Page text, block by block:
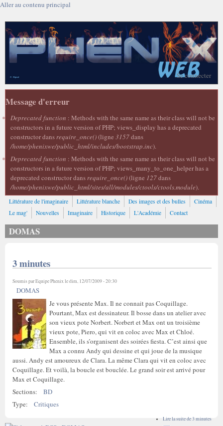
Aller au contenu principal
Se connecter
Message d'erreur
Deprecated function : Methods with the same name as their class will not be
constructors in a future version of PHP; views_display has a deprecated
constructor dansrequire_once()(ligne 3157dans
/home/phenixwe/public_html/includes/bootstrap.inc).
Deprecated function : Methods with the same name as their class will not be
constructors in a future version of PHP; views_many_to_one_helper has a
deprecated constructor dansrequire_once()(ligne 127dans
/home/phenixwe/public_html/sites/all/modules/ctools/ctools.module).
Littérature de l'imaginaire Littérature blanche Des images et des bulles
Cinéma
Le mag'
Nouvelles Imaginaire Historique L'Académie Contact
DOMAS
3 minutes
Soumis parEquipe Phenixle dim, 12/07/2009 - 20:30
DOMAS
Je vous présente Max. Il ne connait pas Coquillage.
Pourtant, Max est dessinateur. Il bosse dans un atelier avec
son vieux pote Norbert. Norbert et Max ont un troisième
vieux pote, Piero, qui vit en coloc avec Max et Chloé.
Ensemble, ils s’organisent des soirées fiesta. C’est ainsi que
Max a connu Andy qui dessine et qui joue de la musique
aussi. Andy est amoureux de Clara. La même Clara qui vit en coloc avec
Coquillage. Et voilà, la boucle est bouclée. Le grand soir est arrivé pour
Max et Coquillage.
Sections:
BD
Type:
Critiques
Lire la suitede 3 minutes